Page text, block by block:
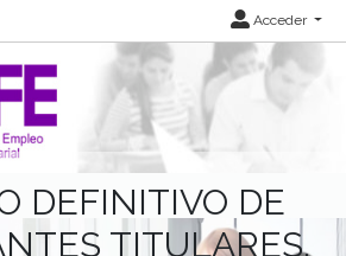
Acceder
DEFINITIVO DE
TITULARES,